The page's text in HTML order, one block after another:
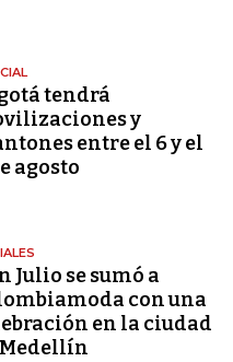
tendrá
y
entre el 6 y el
agosto
Julio se sumó a
con una
en la ciudad